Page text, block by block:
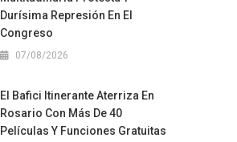
Durísima Represión En El
Congreso
07/08/2026
El Bafici Itinerante Aterriza En
Rosario Con Más De 40
Películas Y Funciones Gratuitas